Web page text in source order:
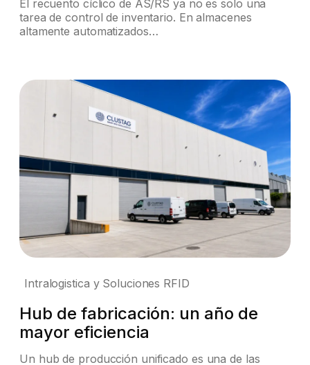
El recuento cíclico de AS/RS ya no es solo una
tarea de control de inventario. En almacenes
altamente automatizados…
Intralogistica y Soluciones RFID
Hub de fabricación: un año de
mayor eficiencia
Un hub de producción unificado es una de las